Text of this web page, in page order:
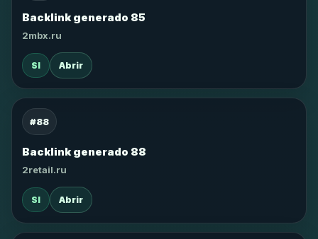
Backlink generado 85
2mbx.ru
SI Abrir
#88
Backlink generado 88
2retail.ru
SI Abrir